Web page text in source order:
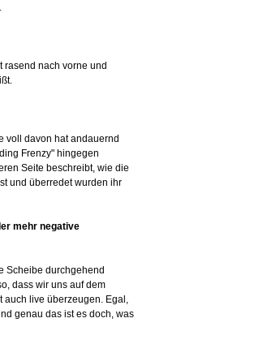
rasend nach vorne und
voll davon hat andauernd
Frenzy" hingegen
Seite beschreibt, wie die
und überredet wurden ihr
mehr negative
Scheibe durchgehend
dass wir uns auf dem
auch live überzeugen. Egal,
genau das ist es doch, was